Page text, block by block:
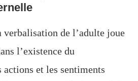
verbalisation de l’adulte joue
l’existence du
actions et les sentiments